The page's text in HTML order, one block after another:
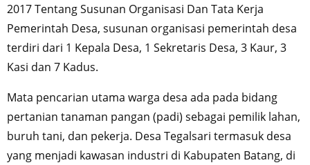
2017 Tentang Susunan Organisasi Dan Tata Kerja
Pemerintah Desa, susunan organisasi pemerintah desa
terdiri dari 1 Kepala Desa, 1 Sekretaris Desa, 3 Kaur, 3
Kasi dan 7 Kadus.
Mata pencarian utama warga desa ada pada bidang
pertanian tanaman pangan (padi) sebagai pemilik lahan,
buruh tani, dan pekerja. Desa Tegalsari termasuk desa
yang menjadi kawasan industri di Kabupaten Batang, di